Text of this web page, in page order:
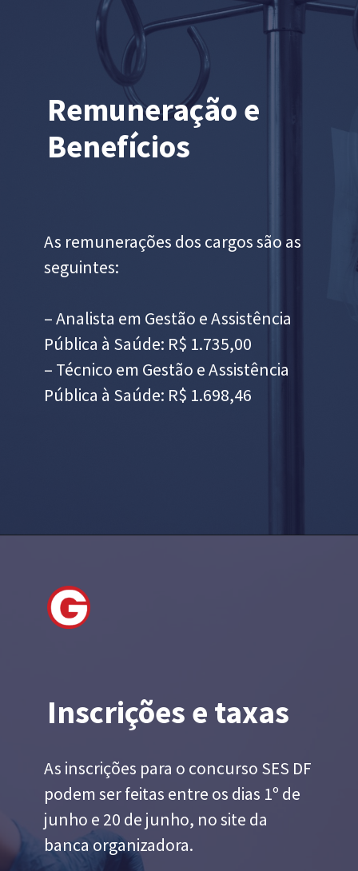
Remuneração e
Benefícios
As remunerações dos cargos são as
seguintes:
– Analista em Gestão e Assistência
Pública à Saúde: R$ 1.735,00
– Técnico em Gestão e Assistência
Pública à Saúde: R$ 1.698,46
Inscrições e taxas
As inscrições para o concurso SES DF
podem ser feitas entre os dias 1º de
junho e 20 de junho, no site da
banca organizadora.